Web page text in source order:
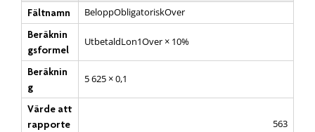
Fältnamn
BeloppObligatoriskOver
Beräknin
gsformel
UtbetaldLon1Over × 10%
Beräknin
g
5 625 × 0,1
Värde att
rapporte
563